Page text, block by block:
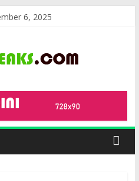
6, 2025